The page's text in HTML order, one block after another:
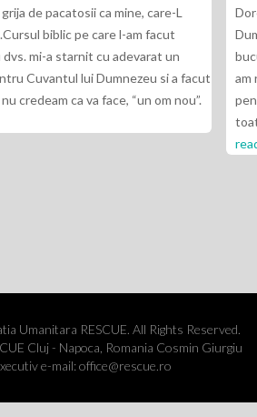
de pacatosii ca mine, care-L
biblic pe care l-am facut
mi-a starnit cu adevarat un
Cuvantul lui Dumnezeu si a facut
credeam ca va face, “un om nou”.
am
Umanitara RESCUE. All Rights Reserved.
Cluj - Napoca, Romania Cosmin Giurgiu
e-mail: office@rescue.ro